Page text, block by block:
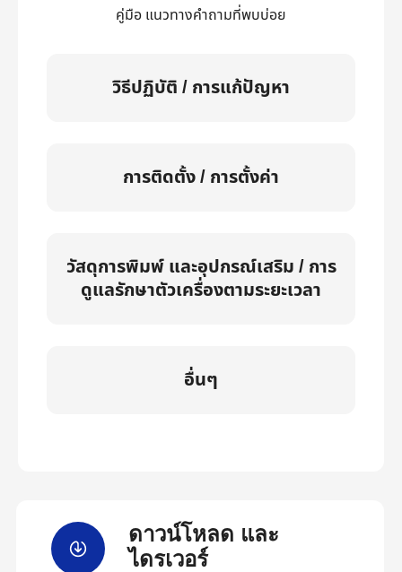
คู่มือ แนวทางคำถามที่พบบ่อย
วิธีปฏิบัติ / การแก้ปัญหา
การติดตั้ง / การตั้งค่า
วัสดุการพิมพ์ และอุปกรณ์เสริม / การ
ดูแลรักษาตัวเครื่องตามระยะเวลา
อื่นๆ
ดาวน์โหลด และ
ไดรเวอร์